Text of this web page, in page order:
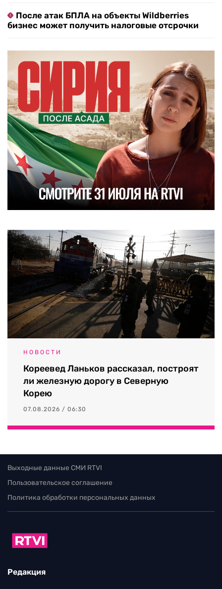
После атак БПЛА на объекты Wildberries
бизнес может получить налоговые отсрочки
НОВОСТИ
Кореевед Ланьков рассказал, построят
ли железную дорогу в Северную
Корею
07.08.2026 / 06:30
Выходные данные СМИ RTVI
Пользовательское соглашение
Политика обработки персональных данных
Редакция